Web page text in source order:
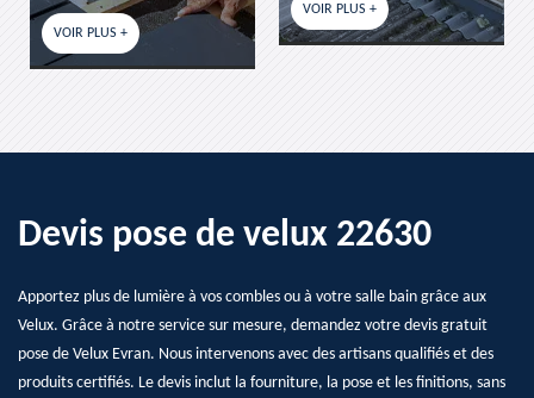
VOIR PLUS + VOIR PLUS +
Devis pose de velux 22630
Apportez plus de lumière à vos combles ou à votre salle bain grâce aux
Velux. Grâce à notre service sur mesure, demandez votre devis gratuit
pose de Velux Evran. Nous intervenons avec des artisans qualifiés et des
produits certifiés. Le devis inclut la fourniture, la pose et les finitions, sans